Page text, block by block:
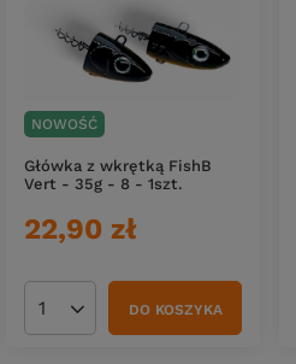
NOWOŚĆ
Główka z wkrętką FishB
Vert - 35g - 8 - 1szt.
22,90 zł
Ilość produktówDO KOSZYKA